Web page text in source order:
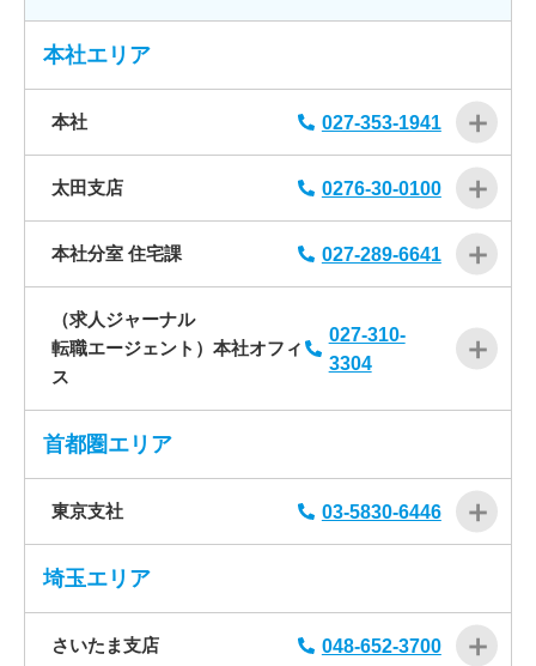
本社エリア
本社 027-353-1941
太田支店 0276-30-0100
本社分室 住宅課 027-289-6641
（求人ジャーナル
転職エージェント）本社オフィ
ス
027-310-
3304
首都圏エリア
東京支社 03-5830-6446
埼玉エリア
さいたま支店 048-652-3700